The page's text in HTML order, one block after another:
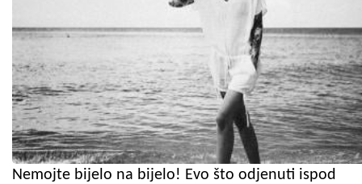
Nemojte bijelo na bijelo! Evo što odjenuti ispod